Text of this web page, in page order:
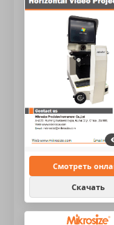
Смотреть
Скачать